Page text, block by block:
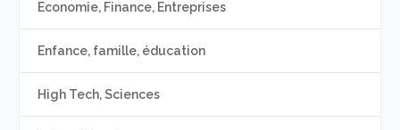
Economie, Finance, Entreprises
Enfance, famille, éducation
High Tech, Sciences